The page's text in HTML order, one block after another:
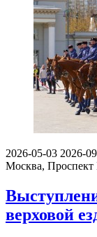
2026-05-03 2026-
Москва, Проспект
верховой